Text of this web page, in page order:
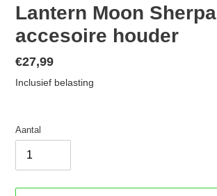
Lantern Moon Sherpa
accesoire houder
Normale
prijs
€27,99
Inclusief belasting
Aantal